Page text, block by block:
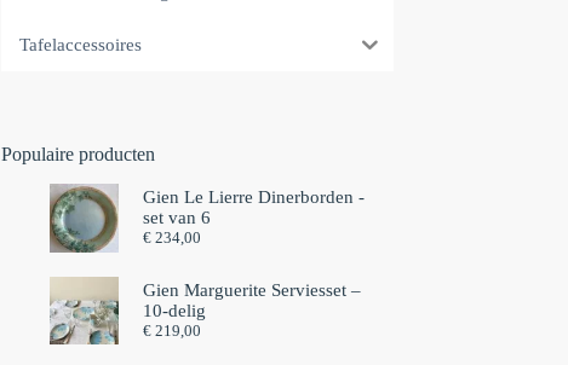
Tafelaccessoires
Populaire producten
Gien Le Lierre Dinerborden -
set van 6
€234,00
Gien Marguerite Serviesset –
10-delig
€219,00